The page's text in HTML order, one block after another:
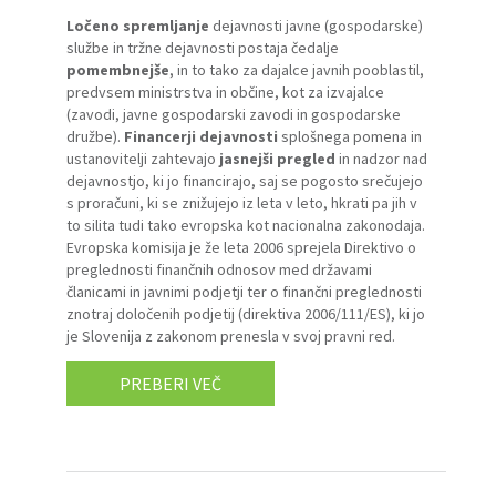
Ločeno spremljanje dejavnosti javne (gospodarske)
službe in tržne dejavnosti postaja čedalje
pomembnejše, in to tako za dajalce javnih pooblastil,
predvsem ministrstva in občine, kot za izvajalce
(zavodi, javne gospodarski zavodi in gospodarske
družbe). Financerji dejavnosti splošnega pomena in
ustanovitelji zahtevajo jasnejši pregled in nadzor nad
dejavnostjo, ki jo financirajo, saj se pogosto srečujejo
s proračuni, ki se znižujejo iz leta v leto, hkrati pa jih v
to silita tudi tako evropska kot nacionalna zakonodaja.
Evropska komisija je že leta 2006 sprejela Direktivo o
preglednosti finančnih odnosov med državami
članicami in javnimi podjetji ter o finančni preglednosti
znotraj določenih podjetij (direktiva 2006/111/ES), ki jo
je Slovenija z zakonom prenesla v svoj pravni red.
PREBERI VEČ